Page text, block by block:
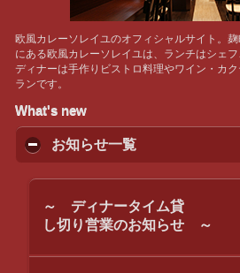
欧風カレーソレイユのオフィシャルサイト。
にある欧風カレーソレイユは、ランチはシェフ
ディナーは手作りビストロ料理やワイン・カ
ランです。
What's new
お知らせ一覧
～ ディナータイム貸
し切り営業のお知らせ ～